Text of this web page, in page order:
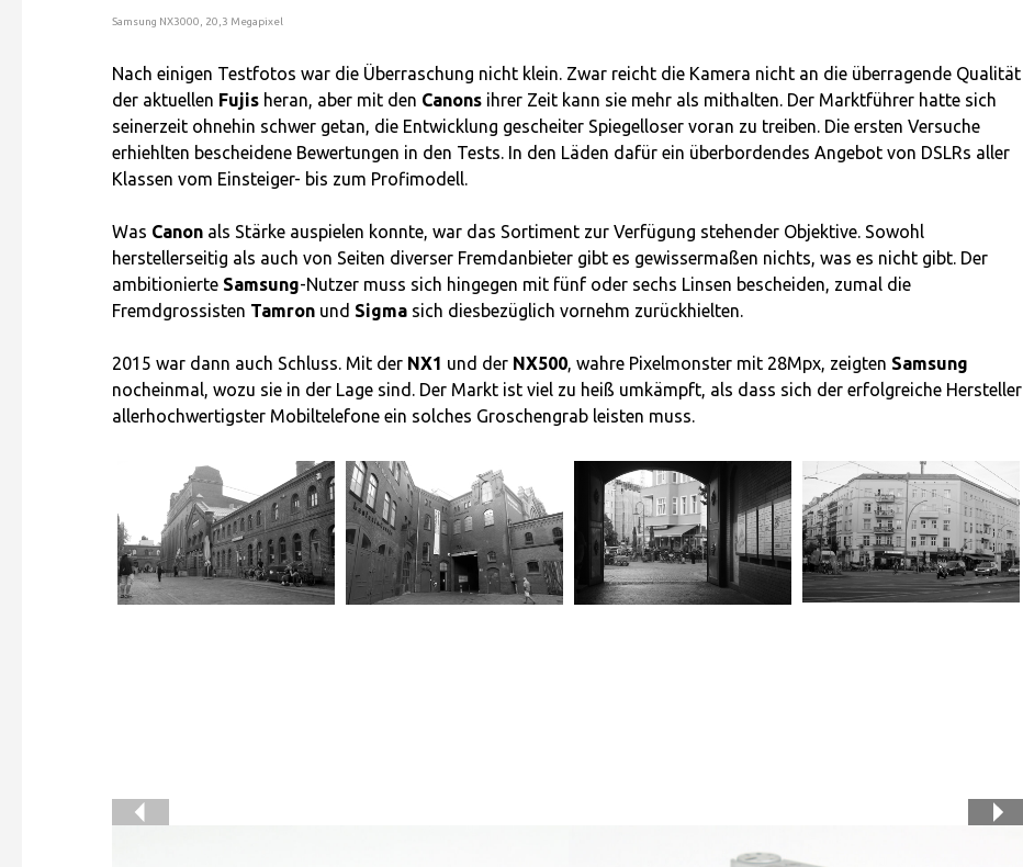
Samsung NX3000, 20,3 Megapixel
Nach einigen Testfotos war die Überraschung nicht klein. Zwar reicht die Kamera nicht an die überragende Qualität
der aktuellen Fujis heran, aber mit den Canons ihrer Zeit kann sie mehr als mithalten. Der Marktführer hatte sich
seinerzeit ohnehin schwer getan, die Entwicklung gescheiter Spiegelloser voran zu treiben. Die ersten Versuche
erhiehlten bescheidene Bewertungen in den Tests. In den Läden dafür ein überbordendes Angebot von DSLRs aller
Klassen vom Einsteiger- bis zum Profimodell.
Was Canon als Stärke auspielen konnte, war das Sortiment zur Verfügung stehender Objektive. Sowohl
herstellerseitig als auch von Seiten diverser Fremdanbieter gibt es gewissermaßen nichts, was es nicht gibt. Der
ambitionierte Samsung-Nutzer muss sich hingegen mit fünf oder sechs Linsen bescheiden, zumal die
Fremdgrossisten Tamron und Sigma sich diesbezüglich vornehm zurückhielten.
2015 war dann auch Schluss. Mit der NX1 und der NX500, wahre Pixelmonster mit 28Mpx, zeigten Samsung
nocheinmal, wozu sie in der Lage sind. Der Markt ist viel zu heiß umkämpft, als dass sich der erfolgreiche Hersteller
allerhochwertigster Mobiltelefone ein solches Groschengrab leisten muss.